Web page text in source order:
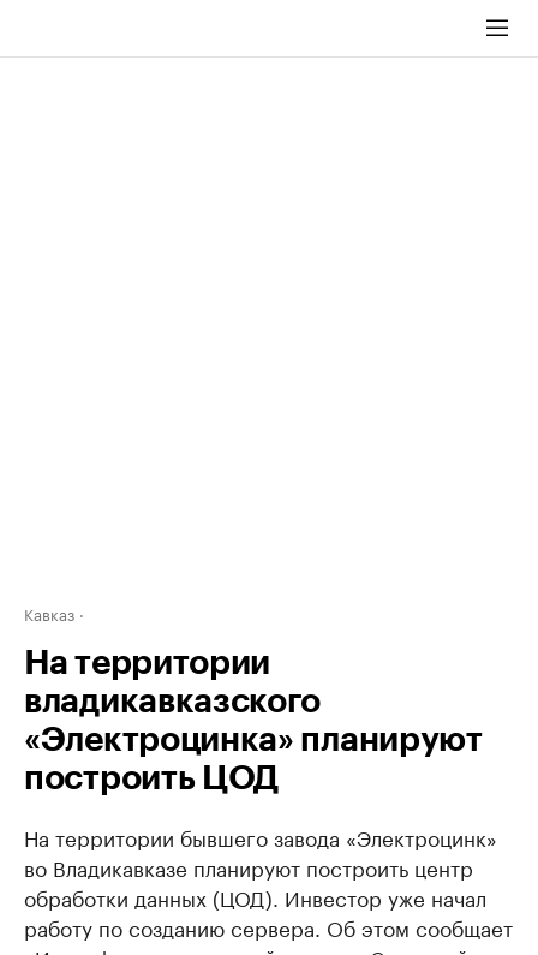
Кавказ
На территории
владикавказского
«Электроцинка» планируют
построить ЦОД
На территории бывшего завода «Электроцинк»
во Владикавказе планируют построить центр
обработки данных (ЦОД). Инвестор уже начал
работу по созданию сервера. Об этом сообщает